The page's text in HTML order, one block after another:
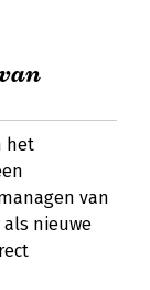
het
van
nieuwe